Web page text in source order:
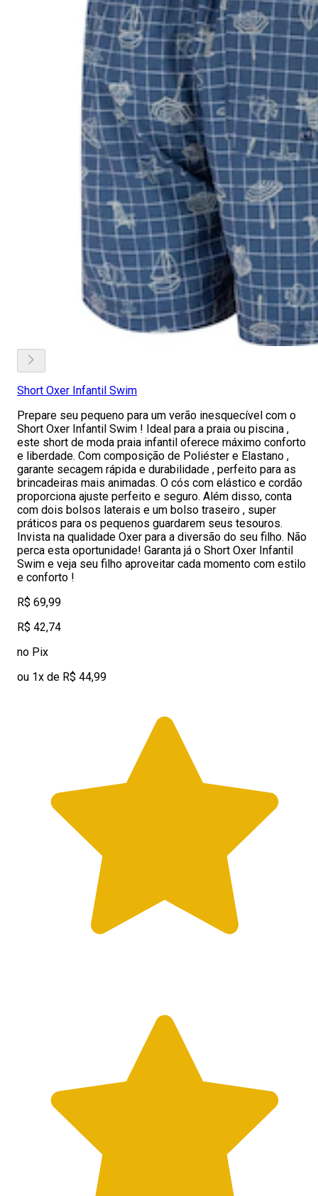
Short Oxer Infantil Swim
Prepare seu pequeno para um verão inesquecível com o
Short Oxer Infantil Swim ! Ideal para a praia ou piscina ,
este short de moda praia infantil oferece máximo conforto
e liberdade. Com composição de Poliéster e Elastano ,
garante secagem rápida e durabilidade , perfeito para as
brincadeiras mais animadas. O cós com elástico e cordão
proporciona ajuste perfeito e seguro. Além disso, conta
com dois bolsos laterais e um bolso traseiro , super
práticos para os pequenos guardarem seus tesouros.
Invista na qualidade Oxer para a diversão do seu filho. Não
perca esta oportunidade! Garanta já o Short Oxer Infantil
Swim e veja seu filho aproveitar cada momento com estilo
e conforto !
R$ 69,99
R$ 42,74
no Pix
ou 1x de R$ 44,99